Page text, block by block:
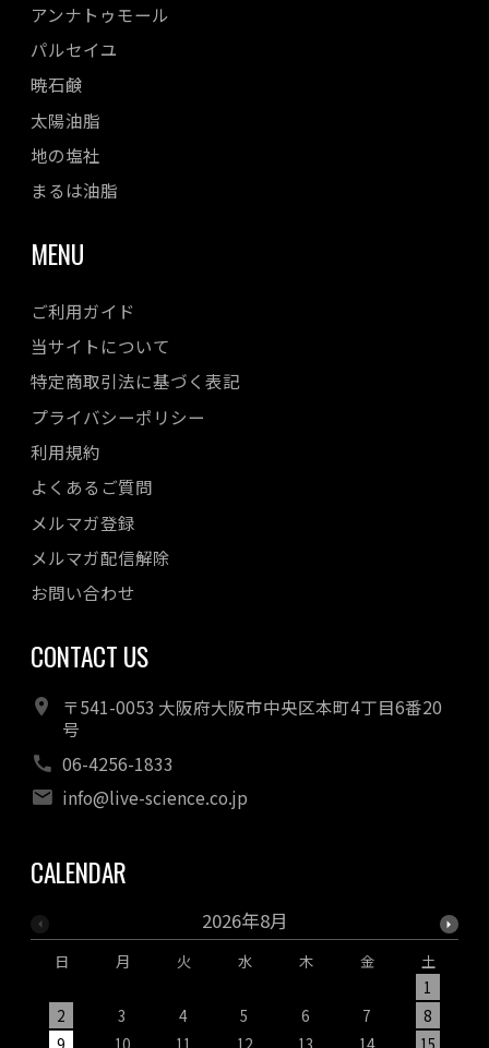
アンナトゥモール
パルセイユ
暁石鹸
太陽油脂
地の塩社
まるは油脂
MENU
ご利用ガイド
当サイトについて
特定商取引法に基づく表記
プライバシーポリシー
利用規約
よくあるご質問
メルマガ登録
メルマガ配信解除
お問い合わせ
CONTACT US
〒541-0053 大阪府大阪市中央区本町4丁目6番20
号
06-4256-1833
info@live-science.co.jp
CALENDAR
2026年8月
日 月 火 水 木 金
土
1
2
3 4 5 6 7
8